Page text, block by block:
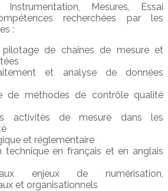
Instrumentation, Mesures, Essai
recherchées par les
:
de chaînes de mesure et
et analyse de données
de méthodes de contrôle qualité
activités de mesure dans les
et réglementaire
technique en français et en anglais
enjeux de numérisation,
et organisationnels